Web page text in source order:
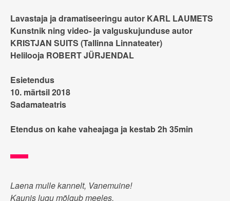
Lavastaja ja dramatiseeringu autor KARL LAUMETS
Kunstnik ning video- ja valguskujunduse autor
KRISTJAN SUITS (Tallinna Linnateater)
Helilooja ROBERT JÜRJENDAL
Esietendus
10. märtsil 2018
Sadamateatris
Etendus on kahe vaheajaga ja kestab 2h 35min
Laena mulle kannelt, Vanemuine!
Kaunis lugu mõlgub meeles.